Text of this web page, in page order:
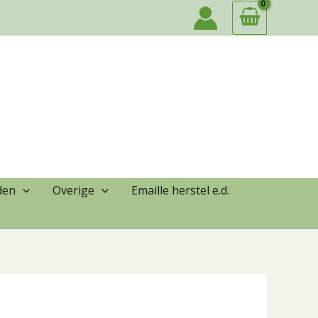
Overige
Emaille herstel e.d.